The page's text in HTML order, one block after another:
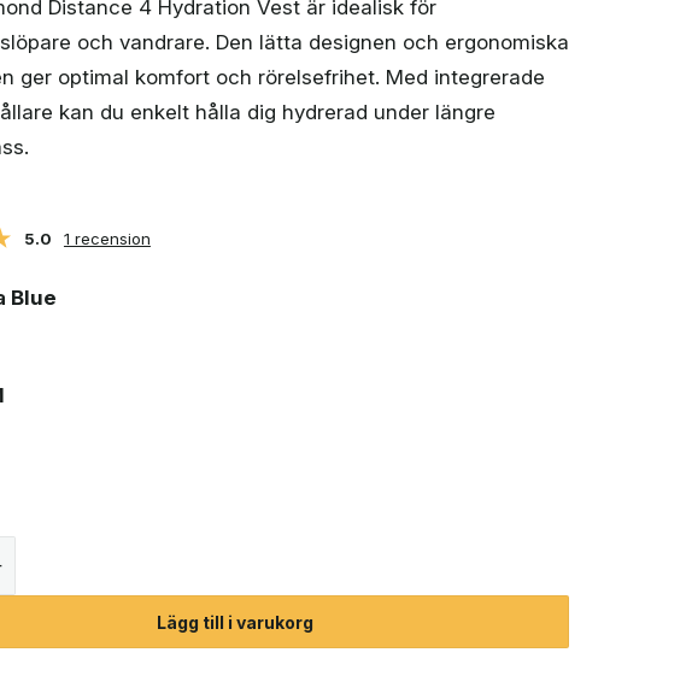
Distance 4 Hydration Vest är idealisk för
och vandrare. Den lätta designen och ergonomiska
ger optimal komfort och rörelsefrihet. Med integrerade
kan du enkelt hålla dig hydrerad under längre
5.0 1 recension
Blue
Lägg till i varukorg